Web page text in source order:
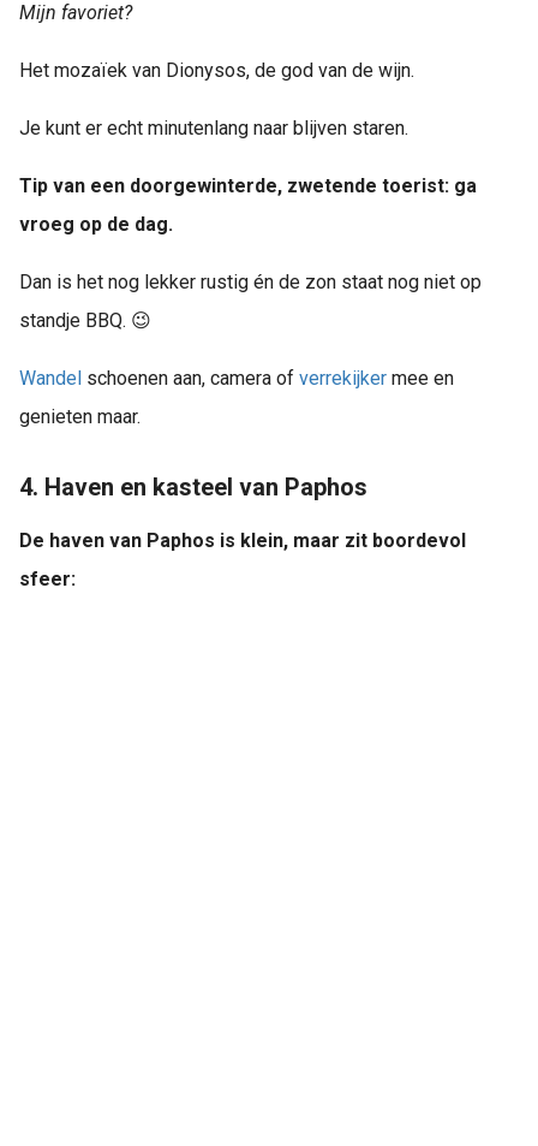
Mijn favoriet?
Het mozaïek van Dionysos, de god van de wijn.
Je kunt er echt minutenlang naar blijven staren.
Tip van een doorgewinterde, zwetende toerist: ga
vroeg op de dag.
Dan is het nog lekker rustig én de zon staat nog niet op
standje BBQ. 😉
Wandel schoenen aan, camera of verrekijker mee en
genieten maar.
4. Haven en kasteel van Paphos
De haven van Paphos is klein, maar zit boordevol
sfeer: